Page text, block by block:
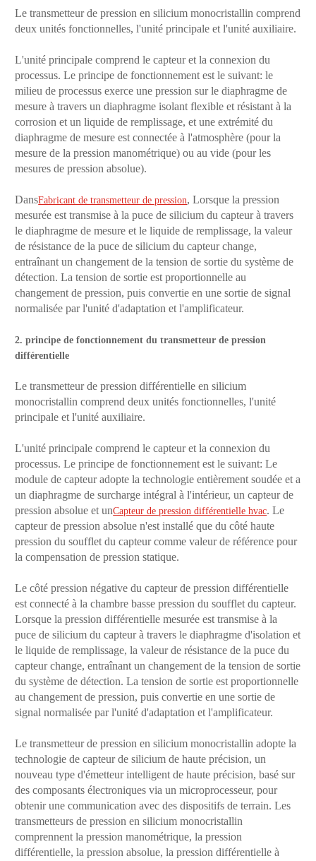
Le transmetteur de pression en silicium monocristallin comprend
deux unités fonctionnelles, l'unité principale et l'unité auxiliaire.
L'unité principale comprend le capteur et la connexion du
processus. Le principe de fonctionnement est le suivant: le
milieu de processus exerce une pression sur le diaphragme de
mesure à travers un diaphragme isolant flexible et résistant à la
corrosion et un liquide de remplissage, et une extrémité du
diaphragme de mesure est connectée à l'atmosphère (pour la
mesure de la pression manométrique) ou au vide (pour les
mesures de pression absolue).
DansFabricant de transmetteur de pression, Lorsque la pression
mesurée est transmise à la puce de silicium du capteur à travers
le diaphragme de mesure et le liquide de remplissage, la valeur
de résistance de la puce de silicium du capteur change,
entraînant un changement de la tension de sortie du système de
détection. La tension de sortie est proportionnelle au
changement de pression, puis convertie en une sortie de signal
normalisée par l'unité d'adaptation et l'amplificateur.
2. principe de fonctionnement du transmetteur de pression
différentielle
Le transmetteur de pression différentielle en silicium
monocristallin comprend deux unités fonctionnelles, l'unité
principale et l'unité auxiliaire.
L'unité principale comprend le capteur et la connexion du
processus. Le principe de fonctionnement est le suivant: Le
module de capteur adopte la technologie entièrement soudée et a
un diaphragme de surcharge intégral à l'intérieur, un capteur de
pression absolue et unCapteur de pression différentielle hvac. Le
capteur de pression absolue n'est installé que du côté haute
pression du soufflet du capteur comme valeur de référence pour
la compensation de pression statique.
Le côté pression négative du capteur de pression différentielle
est connecté à la chambre basse pression du soufflet du capteur.
Lorsque la pression différentielle mesurée est transmise à la
puce de silicium du capteur à travers le diaphragme d'isolation et
le liquide de remplissage, la valeur de résistance de la puce du
capteur change, entraînant un changement de la tension de sortie
du système de détection. La tension de sortie est proportionnelle
au changement de pression, puis convertie en une sortie de
signal normalisée par l'unité d'adaptation et l'amplificateur.
Le transmetteur de pression en silicium monocristallin adopte la
technologie de capteur de silicium de haute précision, un
nouveau type d'émetteur intelligent de haute précision, basé sur
des composants électroniques via un microprocesseur, pour
obtenir une communication avec des dispositifs de terrain. Les
transmetteurs de pression en silicium monocristallin
comprennent la pression manométrique, la pression
différentielle, la pression absolue, la pression différentielle à